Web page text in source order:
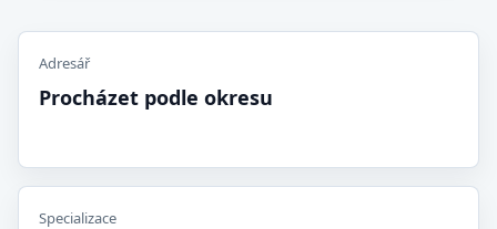
Adresář
Procházet podle okresu
Specializace